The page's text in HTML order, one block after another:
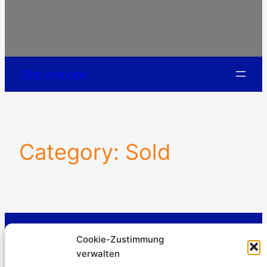
Cookie-Zustimmung
verwalten
Offer overview
Category: Sold
Kürtener Straße 13, D-51465 Bergisch Gladbach
Managing Director: Andre Kandlin